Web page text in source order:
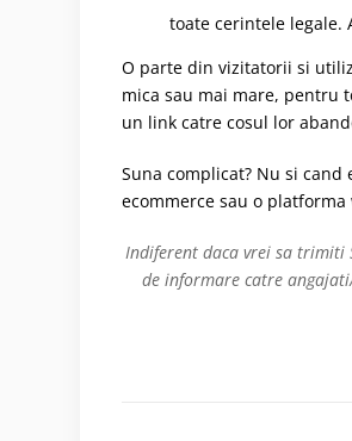
toate cerintele legale.
O parte din vizitatorii si
mica sau mai mare, pentru
un link catre cosul lor
Suna complicat? Nu si
ecommerce sau o
Indiferent daca vrei sa trimiti
de informare catre